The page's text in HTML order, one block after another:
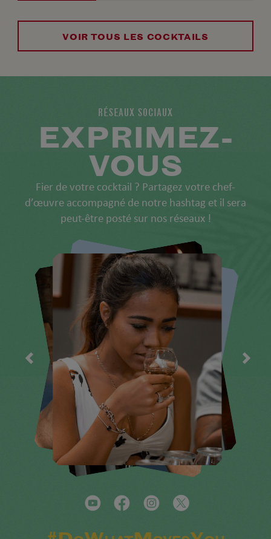
VOIR TOUS LES COCKTAILS
RÉSEAUX SOCIAUX
EXPRIMEZ-
VOUS
Fier de votre cocktail ? Partagez votre chef-
d’œuvre accompagné de notre hashtag et il sera
peut-être posté sur nos réseaux !